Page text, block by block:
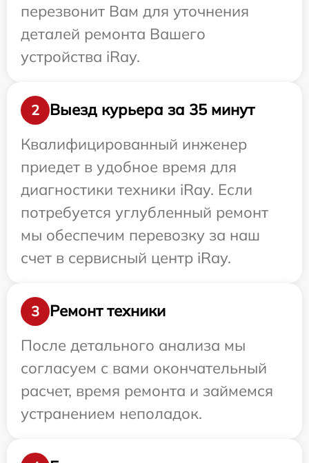
перезвонит Вам для уточнения
деталей ремонта Вашего
устройства iRay.
2
Выезд курьера за 35 минут
Квалифицированный инженер
приедет в удобное время для
диагностики техники iRay. Если
потребуется углубленный ремонт
мы обеспечим перевозку за наш
счет в сервисный центр iRay.
3
Ремонт техники
После детального анализа мы
согласуем с вами окончательный
расчет, время ремонта и займемся
устранением неполадок.